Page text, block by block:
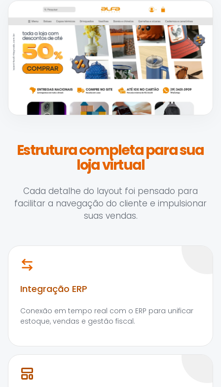
Estrutura completa para sua
loja virtual
Cada detalhe do layout foi pensado para
facilitar a navegação do cliente e impulsionar
suas vendas.
Integração ERP
Conexão em tempo real com o ERP para unificar
estoque, vendas e gestão fiscal.